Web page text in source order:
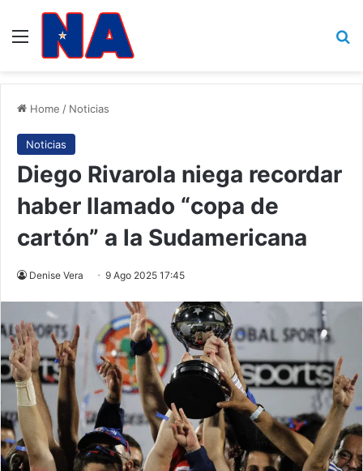
Menu
Home / Noticias
Noticias
Diego Rivarola niega recordar
haber llamado “copa de
cartón” a la Sudamericana
Denise Vera 9 Ago 2025 17:45